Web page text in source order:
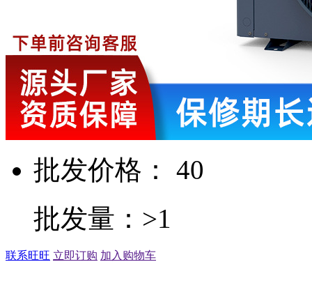
批发价格： 40
批发量：>1
联系旺旺 立即订购 加入购物车